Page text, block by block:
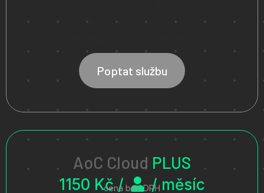
Poptat službu
AoC Cloud PLUS
1150 Kč / / měsíc
cena bez DPH